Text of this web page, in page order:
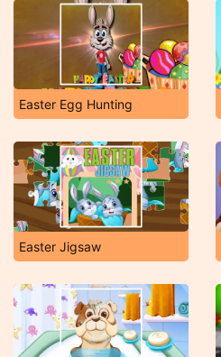
Easter Egg Hunting
Easter Jigsaw